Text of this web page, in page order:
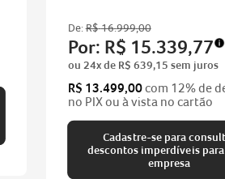
De:R$16.999,00
Por: R$ 15.339,77
ou 24x de R$ 639,15 sem juros
R$ 13.499,00com 12% de
no PIX ou à vista no cartão
Cadastre-se para
descontos imperdíveis para a sua
empresa